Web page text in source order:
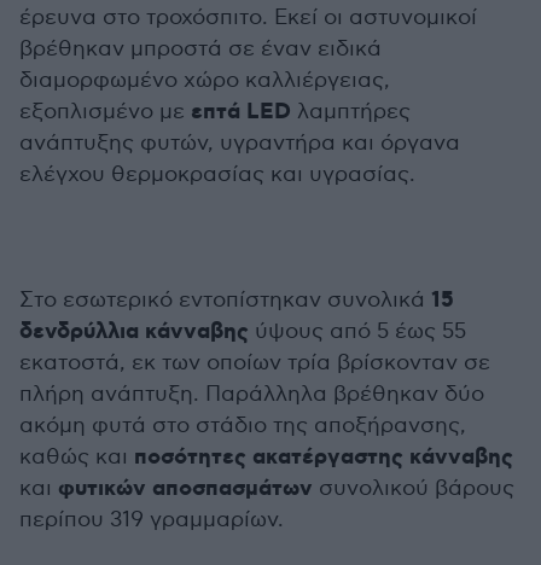
έρευνα στο τροχόσπιτο. Εκεί οι αστυνομικοί
βρέθηκαν μπροστά σε έναν ειδικά
διαμορφωμένο χώρο καλλιέργειας,
εξοπλισμένο με επτά LED λαμπτήρες
ανάπτυξης φυτών, υγραντήρα και όργανα
ελέγχου θερμοκρασίας και υγρασίας.
Στο εσωτερικό εντοπίστηκαν συνολικά 15
δενδρύλλια κάνναβης ύψους από 5 έως 55
εκατοστά, εκ των οποίων τρία βρίσκονταν σε
πλήρη ανάπτυξη. Παράλληλα βρέθηκαν δύο
ακόμη φυτά στο στάδιο της αποξήρανσης,
καθώς και ποσότητες ακατέργαστης κάνναβης
και φυτικών αποσπασμάτων συνολικού βάρους
περίπου 319 γραμμαρίων.